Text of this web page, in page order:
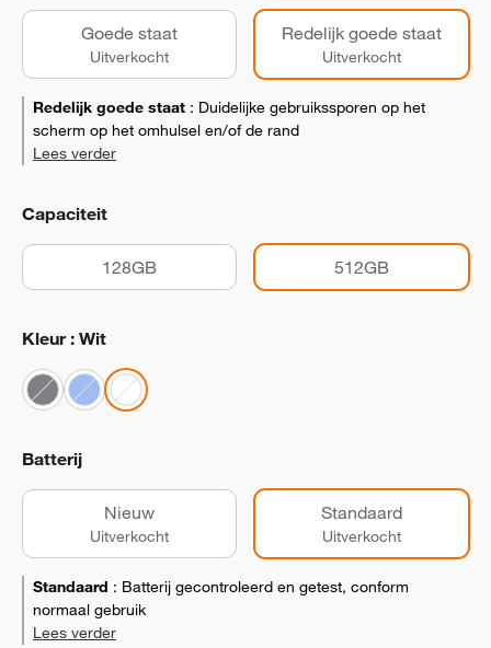
Goede staat
Uitverkocht
Redelijk goede staat
Uitverkocht
Redelijk goede staat : Duidelijke gebruikssporen op het
scherm op het omhulsel en/of de rand
Lees verder
Capaciteit
128GB 512GB
Kleur : Wit
Batterij
Nieuw
Uitverkocht
Standaard
Uitverkocht
Standaard : Batterij gecontroleerd en getest, conform
normaal gebruik
Lees verder